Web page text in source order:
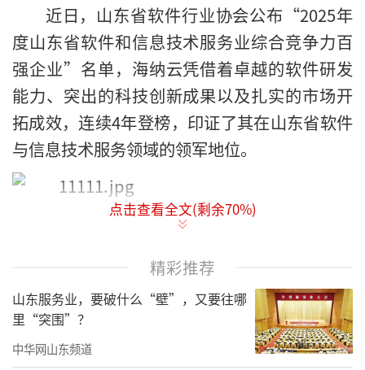
近日，山东省软件行业协会公布“2025年
度山东省软件和信息技术服务业综合竞争力百
强企业”名单，海纳云凭借着卓越的软件研发
能力、突出的科技创新成果以及扎实的市场开
拓成效，连续4年登榜，印证了其在山东省软件
与信息技术服务领域的领军地位。
山东省软件和信息技术服务业综合竞争
导，基于企业的软件成果、研发创新、产品竞
争力等多个维度开展综合评审。海纳云作为海
尔集团旗下专注于数字城市安全监测的科技公
司，以自主研发的“星海数字平台”为核心底
点击查看全文(剩余70%)
精彩推荐
山东服务业，要破什么“壁”，又要往哪
里“突围”？
中华网山东频道